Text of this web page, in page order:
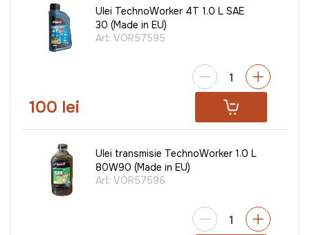
Ulei TechnoWorker 4T 1.0 L SAE
30 (Made in EU)
Art: VOR57595
100 lei
Ulei transmisie TechnoWorker 1.0 L
80W90 (Made in EU)
Art: VOR57596